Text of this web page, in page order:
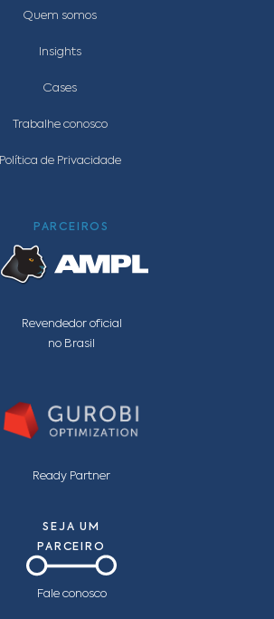
Quem somos
Insights
Cases
Trabalhe conosco
Política de Privacidade
PARCEIROS
Revendedor oficial
no Brasil
Ready Partner
SEJA UM
PARCEIRO
Fale conosco